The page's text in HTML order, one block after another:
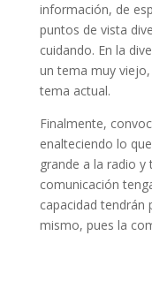
información, de
puntos de vista
cuidando. En la
un tema muy
tema actual.
Finalmente,
enalteciendo lo
grande a la radio
comunicación
capacidad tendrán
mismo, pues la